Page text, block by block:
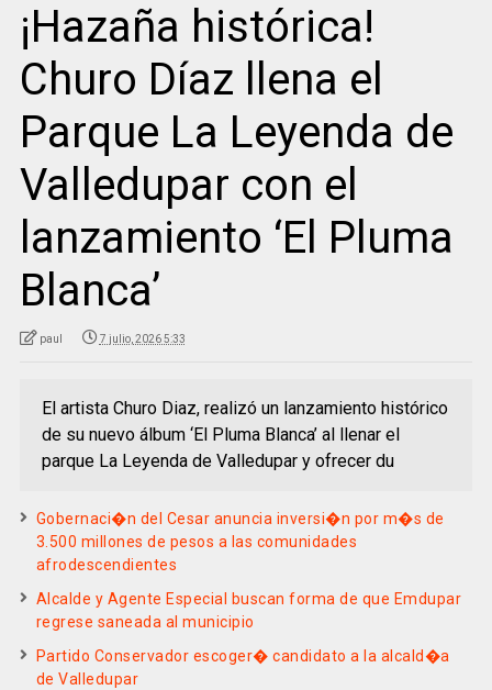
¡Hazaña histórica!
Churo Díaz llena el
Parque La Leyenda de
Valledupar con el
lanzamiento ‘El Pluma
Blanca’
paul 7 julio, 2026 5:33
El artista Churo Diaz, realizó un lanzamiento histórico
de su nuevo álbum ‘El Pluma Blanca’ al llenar el
parque La Leyenda de Valledupar y ofrecer du
Gobernaci�n del Cesar anuncia inversi�n por m�s de
3.500 millones de pesos a las comunidades
afrodescendientes
Alcalde y Agente Especial buscan forma de que Emdupar
regrese saneada al municipio
Partido Conservador escoger� candidato a la alcald�a
de Valledupar